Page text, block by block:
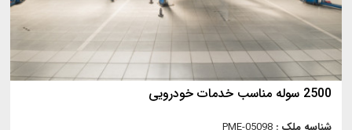
2500 سوله مناسب خدمات خودرویی